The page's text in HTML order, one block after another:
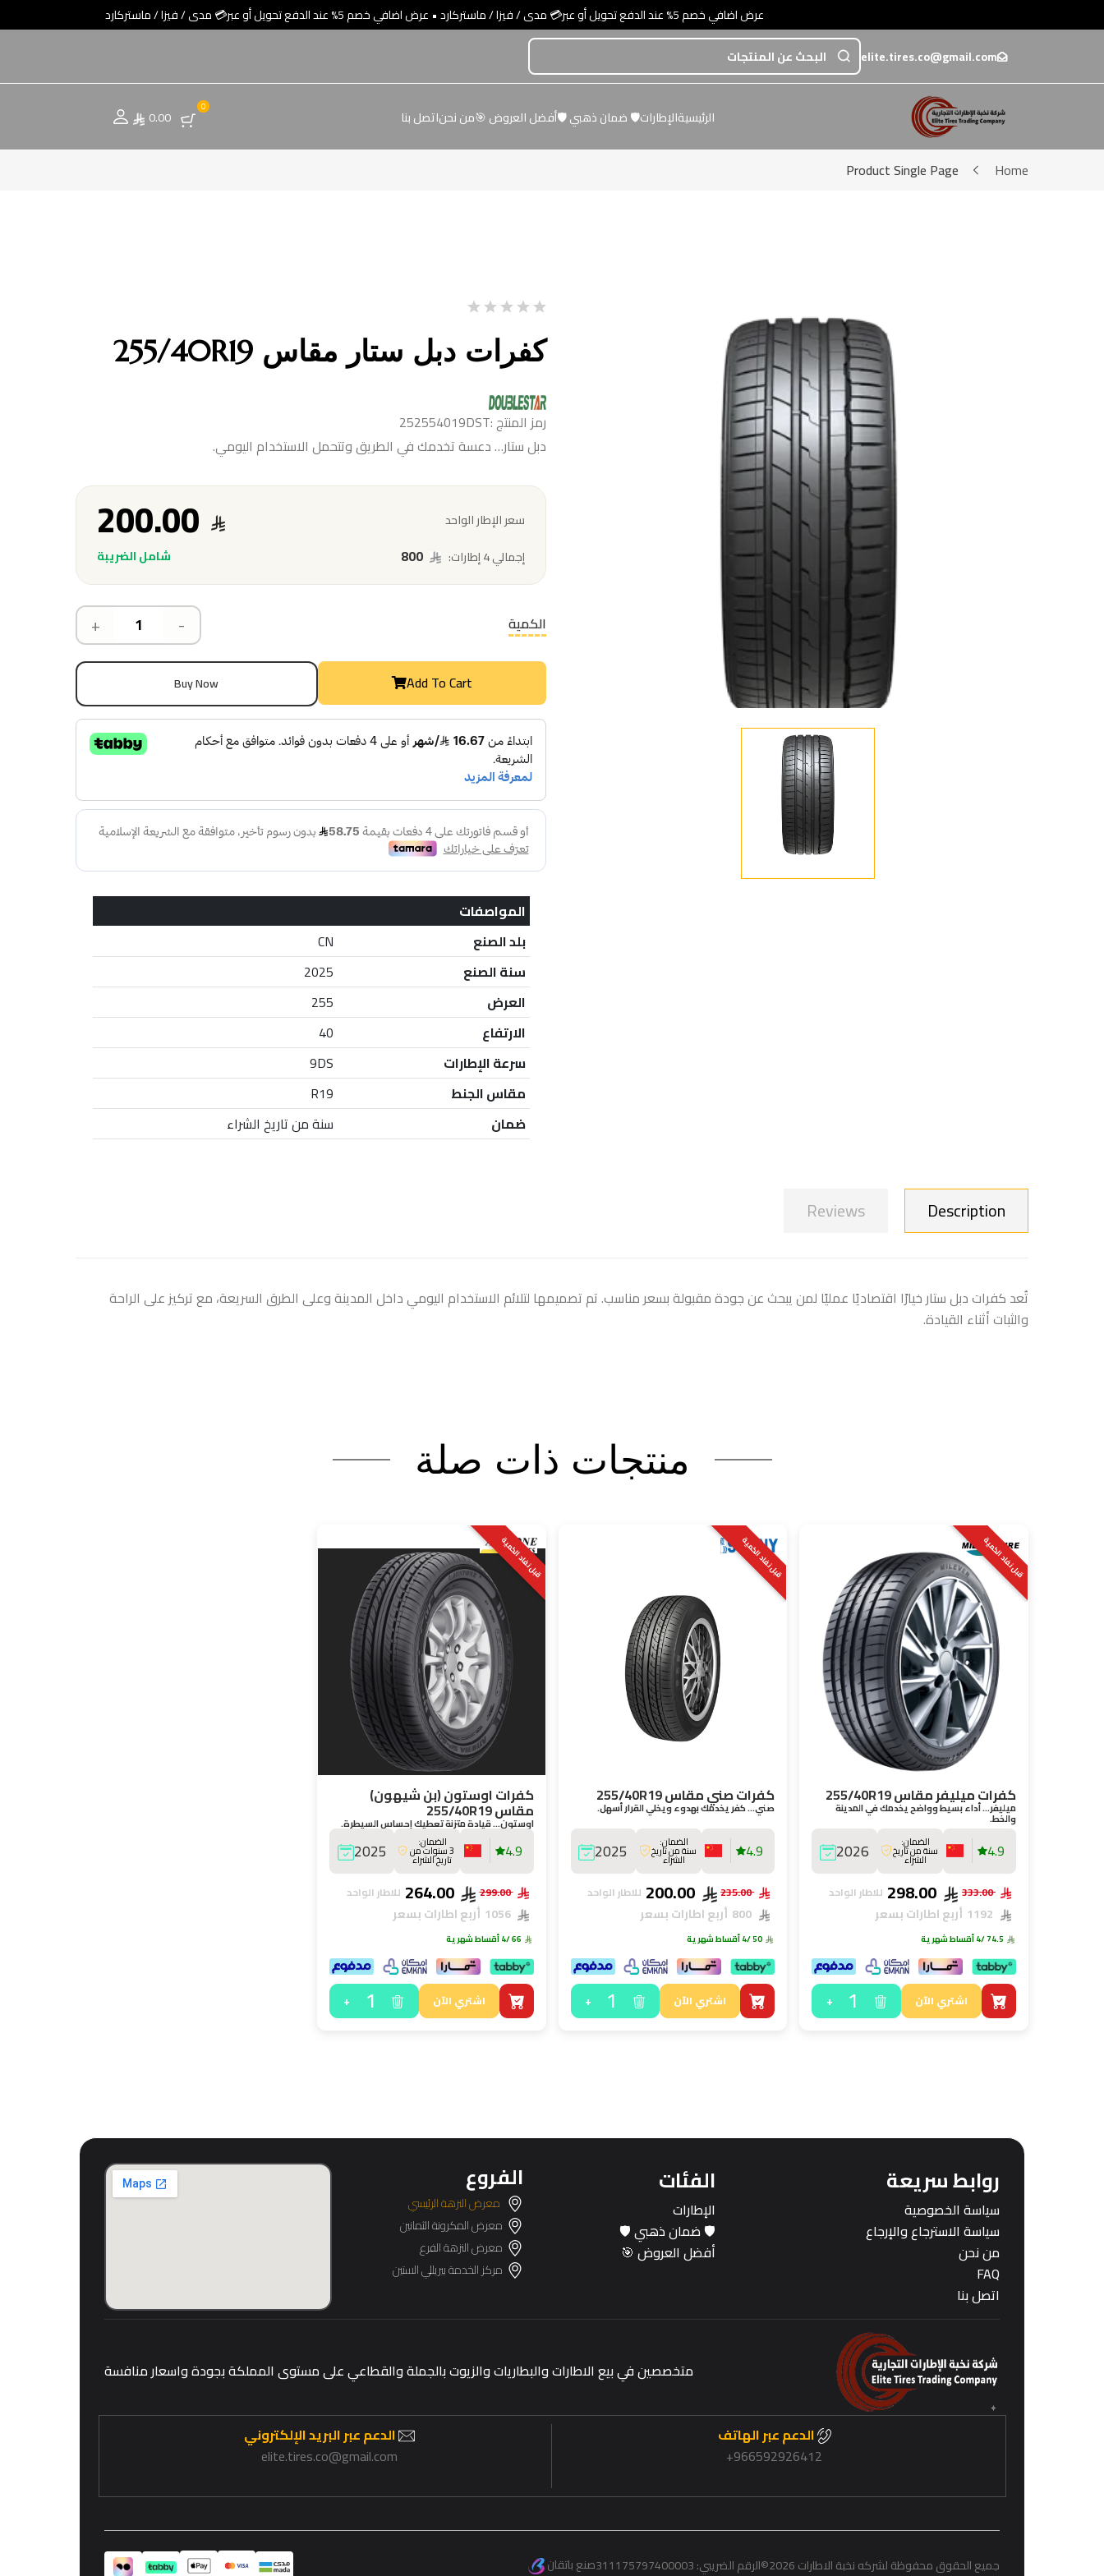
عرض اضافي خصم 5% عند الدفع تحويل أو عبر💳 مدى / فيزا / ماستركارد • عرض اضافي خصم 5% عند الدفع تحويل أو عبر💳 مدى / فيزا / ماستركارد
elite.tires.co@gmail.com
الرئيسيةالإطارات🛡️ ضمان ذهبي 🛡️أفضل العروض 🎯من نحناتصل بنا 0
0.00
Home
Product Single Page
كفرات دبل ستار مقاس 255/40R19
رمز المنتج :252554019DST
دبل ستار… دعسة تخدمك في الطريق وتتحمل الاستخدام اليومي.
سعر الإطار الواحد
شامل الضريبة
إجمالي 4 إطارات: 800
-
+ الكمية
Add To Cart
Buy Now
المواصفات
بلد الصنع
CN
سنة الصنع
2025
العرض
255
الارتفاع
40
سرعة الإطارات
9DS
مقاس الجنط
R19
ضمان
سنة من تاريخ الشراء
Description
Reviews
تُعد كفرات دبل ستار خيارًا اقتصاديًا عمليًا لمن يبحث عن جودة مقبولة بسعر مناسب. تم تصميمها لتلائم الاستخدام اليومي داخل المدينة وعلى الطرق السريعة، مع تركيز على الراحة
والثبات أثناء القيادة.
منتجات ذات صلة
قبل نفاد الكمية
كفرات ميليفر مقاس 255/40R19
ميليفر… أداء بسيط وواضح يخدمك في المدينة
والخط.
4.9 الضمان:
سنة من تاريخ
الشراء 2026
333.00 للاطار الواحد
أربع اطارات بسعر
/4 أقساط شهرية
اشتري الآن 1
+
قبل نفاد الكمية
كفرات صني مقاس 255/40R19
صني… كفر يخدمك بهدوء ويخلي القرار أسهل.
4.9 الضمان:
سنة من تاريخ
الشراء 2025
235.00 للاطار الواحد
أربع اطارات بسعر
/4 أقساط شهرية
اشتري الآن 1
+
قبل نفاد الكمية
كفرات اوستون (بن شيهون)
مقاس 255/40R19
اوستون… قيادة متزنة تعطيك إحساس السيطرة.
4.9 الضمان:
3 سنوات من
تاريخ الشراء 2025
299.00
264.00 للاطار الواحد
1056 أربع اطارات بسعر
/4 أقساط شهرية
اشتري الآن 1
+
روابط سريعة
سياسة الخصوصية
سياسة الاسترجاع والإرجاع
من نحن
FAQ
اتصل بنا
الفئات
الإطارات
🛡️ ضمان ذهبي 🛡️
أفضل العروض 🎯
الفروع
معرض النزهة الرئيسي
معرض المكرونة الثمانين
معرض النزهة الفرع
مركز الخدمة بيريللي الستين
متخصصين في بيع الاطارات والبطاريات والزيوت بالجملة والقطاعي على مستوى المملكة بجودة واسعار منافسة
الدعم عبر الهاتف
966592926412+
الدعم عبر البريد الإلكتروني
elite.tires.co@gmail.com
جميع الحقوق محفوظة لشركه نخبة الاطارات 2026 ©الرقم الضريبي:311175797400003صنع باتقان